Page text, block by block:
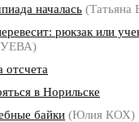
началась
рюкзак или
отсчета
в Норильске
байки (Юлия КОХ)